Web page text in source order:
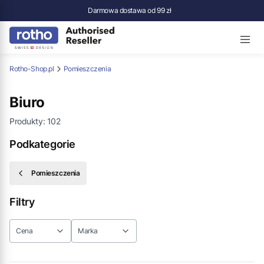
Darmowa dostawa od 99 zł
Rotho-Shop.pl Pomieszczenia
Biuro
Produkty: 102
Podkategorie
Pomieszczenia
Filtry
Cena Marka